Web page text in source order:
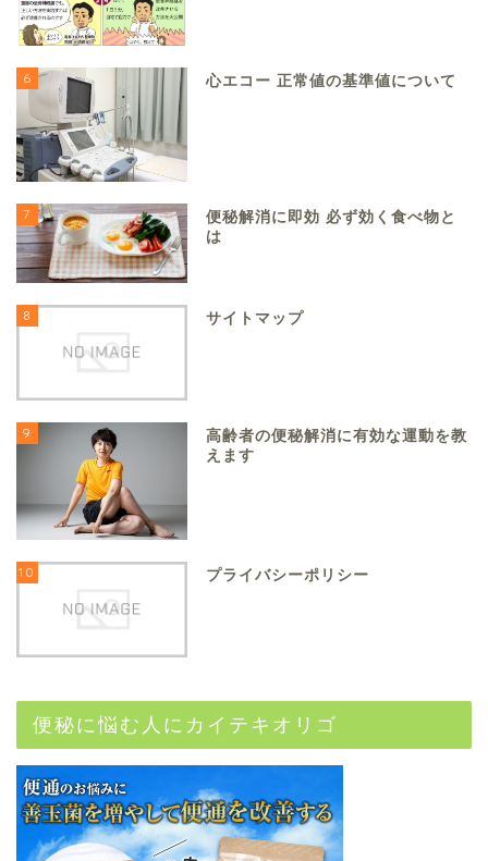
6 心エコー 正常値の基準値について
7
便秘解消に即効 必ず効く食べ物と
は
8 サイトマップ
9
高齢者の便秘解消に有効な運動を教
えます
10 プライバシーポリシー
便秘に悩む人にカイテキオリゴ